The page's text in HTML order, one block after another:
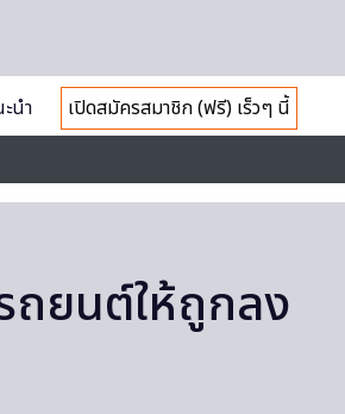
นำ
เปิดสมัครสมาชิก (ฟรี) เร็วๆ นี้
ถยนต์ให้ถูกลง